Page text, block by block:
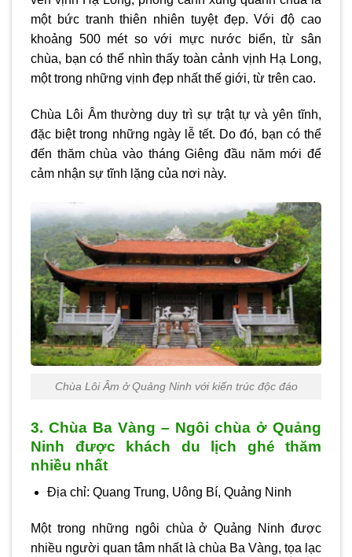
một bức tranh thiên nhiên tuyệt đẹp. Với độ cao
khoảng 500 mét so với mực nước biển, từ sân
chùa, bạn có thể nhìn thấy toàn cảnh vịnh Hạ Long,
một trong những vịnh đẹp nhất thế giới, từ trên cao.
Chùa Lôi Âm thường duy trì sự trật tự và yên tĩnh,
đặc biệt trong những ngày lễ tết. Do đó, bạn có thể
đến thăm chùa vào tháng Giêng đầu năm mới để
cảm nhận sự tĩnh lặng của nơi này.
Chùa Lôi Âm ở Quảng Ninh với kiến trúc độc đáo
3. Chùa Ba Vàng – Ngôi chùa ở Quảng
Ninh được khách du lịch ghé thăm
nhiều nhất
Địa chỉ: Quang Trung, Uông Bí, Quảng Ninh
Một trong những ngôi chùa ở Quảng Ninh được
nhiều người quan tâm nhất là chùa Ba Vàng, tọa lạc